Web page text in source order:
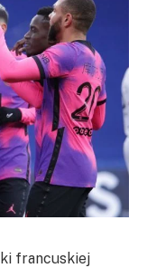
francuskiej